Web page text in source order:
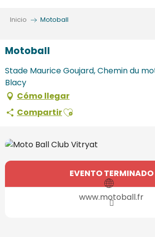
Inicio Motoball
Motoball
Stade Maurice Goujard, Chemin du
Blacy
Cómo llegar
CompartirAjouter aux favoris
Horarios y datos de contacto
EVENTO TERMINADO
www.motoball.fr